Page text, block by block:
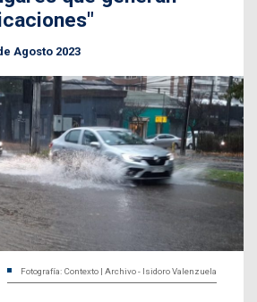
Agosto 2023
Fotografía: Contexto | Archivo - Isidoro Valenzuela